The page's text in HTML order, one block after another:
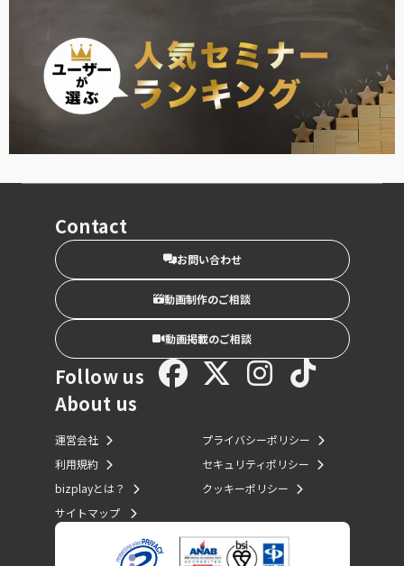
Contact
お問い合わせ
動画制作のご相談
動画掲載のご相談
Follow us
About us
運営会社
利用規約
bizplayとは？
サイトマップ
プライバシーポリシー
セキュリティポリシー
クッキーポリシー